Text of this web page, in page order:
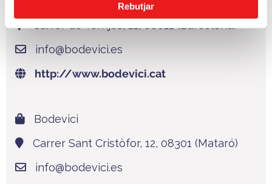
Rebutjar
Carrer de Torrijos, 21, 08012 (Barcelona)
info@bodevici.es
http://www.bodevici.cat
Bodevici
Carrer Sant Cristòfor, 12, 08301 (Mataró)
info@bodevici.es